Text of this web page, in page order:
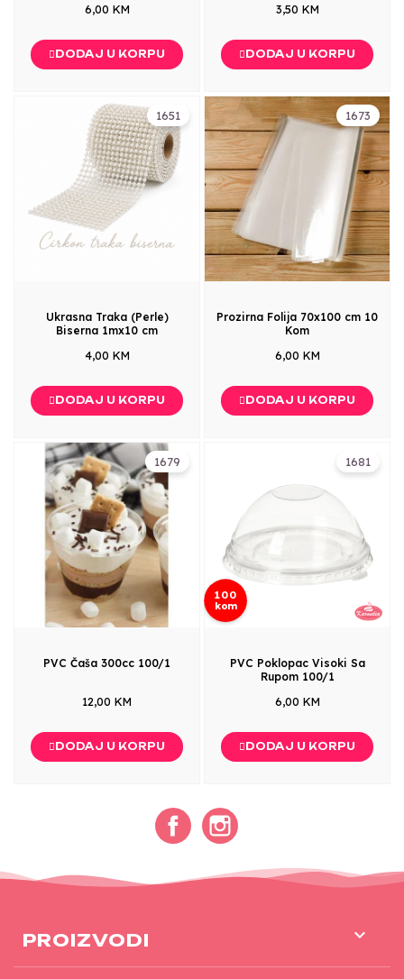
6,00 KM
DODAJ U KORPU
3,50 KM
DODAJ U KORPU
1651
Ukrasna Traka (Perle)
Biserna 1mx10 cm
4,00 KM
DODAJ U KORPU
1673
Prozirna Folija 70x100 cm 10
Kom
6,00 KM
DODAJ U KORPU
1679
PVC Čaša 300cc 100/1
12,00 KM
DODAJ U KORPU
1681
100
kom
PVC Poklopac Visoki Sa
Rupom 100/1
6,00 KM
DODAJ U KORPU
Facebook
PROIZVODI 